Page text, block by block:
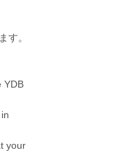
す。
YDB
your